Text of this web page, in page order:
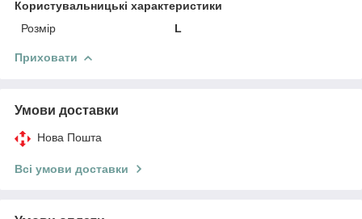
Користувальницькі характеристики
Розмір
L
Приховати
Умови доставки
Нова Пошта
Всі умови доставки